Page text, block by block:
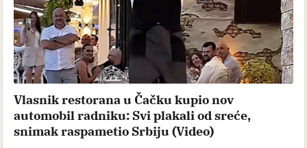
Vlasnik restorana u Čačku kupio nov
automobil radniku: Svi plakali od sreće,
snimak raspametio Srbiju (Video)